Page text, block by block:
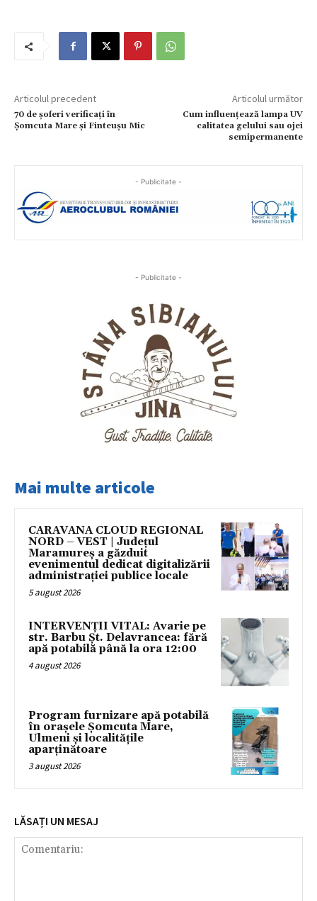
Articolul precedent
70 de șoferi verificați în
Șomcuta Mare și Finteușu Mic
Articolul următor
Cum influențează lampa UV
calitatea gelului sau ojei
semipermanente
- Publicitate -
- Publicitate -
Mai multe articole
CARAVANA CLOUD REGIONAL
NORD – VEST | Județul
Maramureș a găzduit
evenimentul dedicat digitalizării
administrației publice locale
5 august 2026
INTERVENȚII VITAL: Avarie pe
str. Barbu Șt. Delavrancea: fără
apă potabilă până la ora 12:00
4 august 2026
Program furnizare apă potabilă
în orașele Șomcuta Mare,
Ulmeni și localitățile
aparținătoare
3 august 2026
LĂSAȚI UN MESAJ